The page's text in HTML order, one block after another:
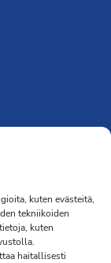
kuten evästeitä,
tekniikoiden
kuten
haitallisesti